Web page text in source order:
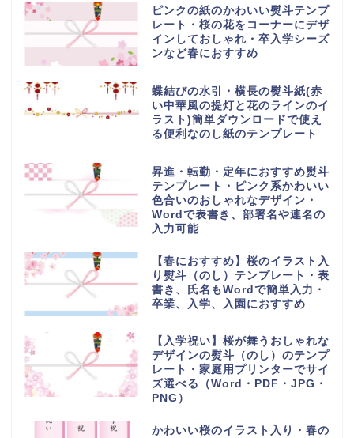
ピンクの紙のかわいい熨斗テンプ
レート・桜の花をコーナーにデザ
インしておしゃれ・卒入学シーズ
ンなど春におすすめ
蝶結びの水引・横長の熨斗紙(赤
い中華風の提灯と花のラインのイ
ラスト)簡単ダウンロードで使え
る便利なのし紙のテンプレート
昇進・転勤・定年におすすめ熨斗
テンプレート・ピンク系かわいい
色合いのおしゃれなデザイン・
Wordで表書き、部署名や連名の
入力可能
【春におすすめ】桜のイラスト入
り熨斗（のし）テンプレート・表
書き、氏名もWordで簡単入力・
卒業、入学、入園におすすめ
【入学祝い】桜が舞うおしゃれな
デザインの熨斗（のし）のテンプ
レート・家庭用プリンターでサイ
ズ選べる（Word・PDF・JPG・
PNG）
かわいい桜のイラスト入り・春の